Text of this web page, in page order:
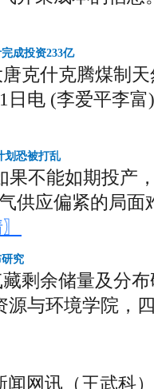
成投资233亿
什克腾煤制天
(李爱平李富
划恐被打乱
能如期投产，
供应偏紧的局面
究
余储量及分布
源与环境学院，
讯（王武科）